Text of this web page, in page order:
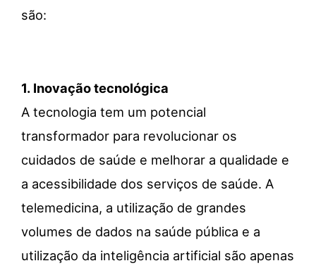
são:
1. Inovação tecnológica
A tecnologia tem um potencial
transformador para revolucionar os
cuidados de saúde e melhorar a qualidade e
a acessibilidade dos serviços de saúde. A
telemedicina, a utilização de grandes
volumes de dados na saúde pública e a
utilização da inteligência artificial são apenas